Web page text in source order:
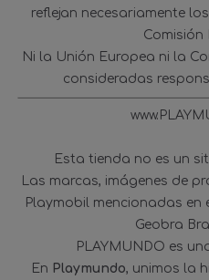
reflejan necesariamente
Comisión
Ni la Unión Europea ni la
consideradas
Esta tienda no es un
Las marcas, imágenes de
Playmobil mencionadas
Geobra
PLAYMUNDO es
En Playmundo, unimos la